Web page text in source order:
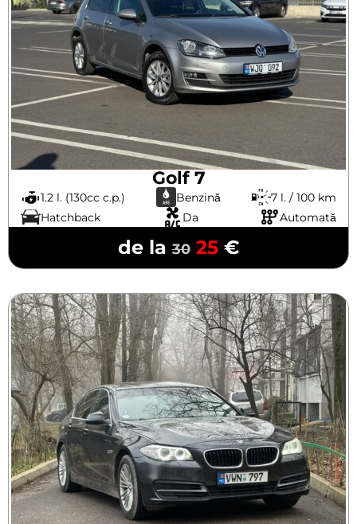
Golf 7
1.2 l. (130cc c.p.) Benzină
7 l. / 100 km
Hatchback
Da Automată
de la30 25€